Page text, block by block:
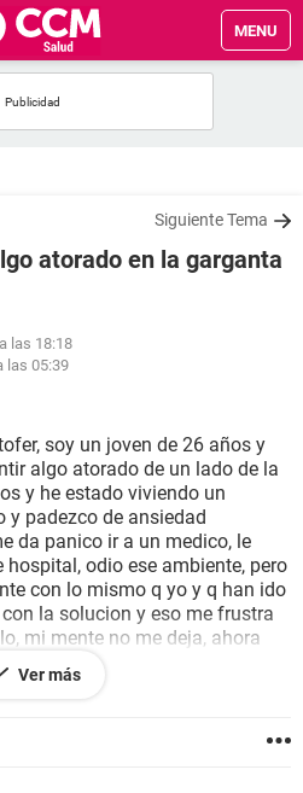
MENU
Siguiente Tema
atorado en la garganta
las 18:18
las 05:39
soy un joven de 26 años y
algo atorado de un lado de la
y he estado viviendo un
y padezco de ansiedad
da panico ir a un medico, le
odio ese ambiente, pero
con lo mismo q yo y q han ido
la solucion y eso me frustra
mi mente no me deja, ahora
como flemas q estan todo el
recalcar q tengo muchos
xfavor quisiera compartir esto
puede dar animos, o una
Ver más